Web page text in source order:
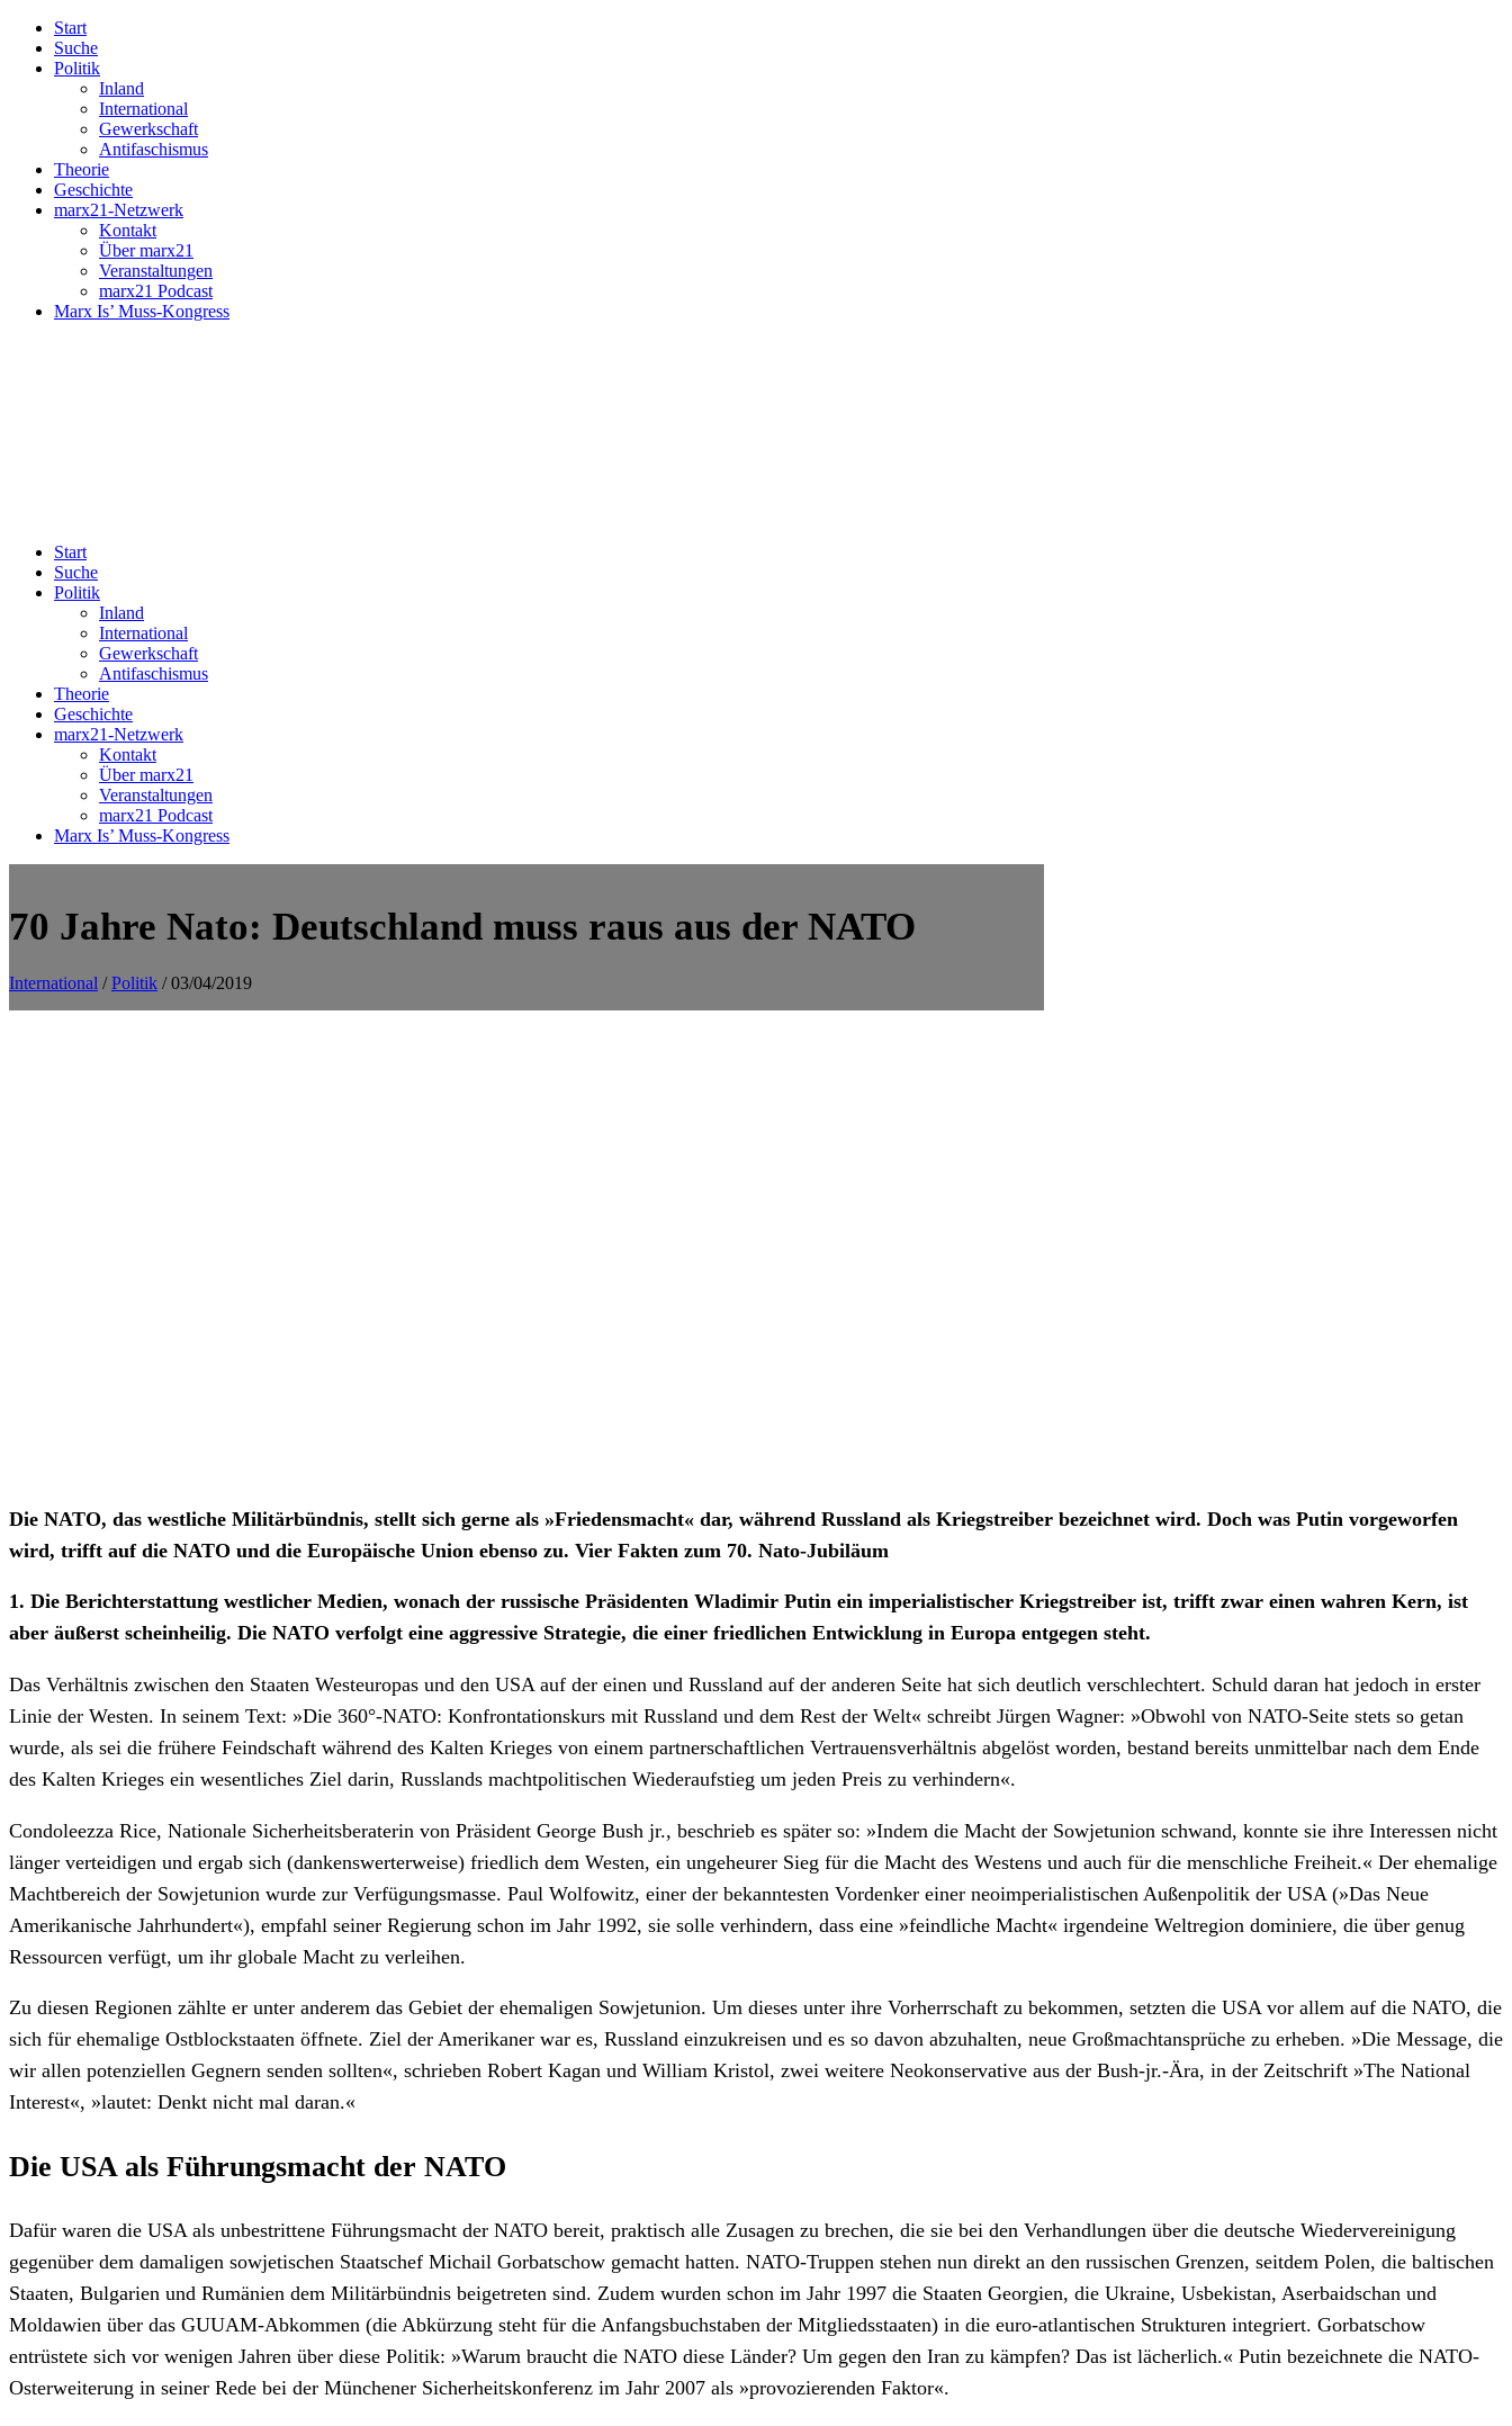
Start
Suche
Politik
Inland
International
Gewerkschaft
Antifaschismus
Theorie
Geschichte
marx21-Netzwerk
Kontakt
Über marx21
Veranstaltungen
marx21 Podcast
Marx Is’ Muss-Kongress
Start
Suche
Politik
Inland
International
Gewerkschaft
Antifaschismus
Theorie
Geschichte
marx21-Netzwerk
Kontakt
Über marx21
Veranstaltungen
marx21 Podcast
Marx Is’ Muss-Kongress
70 Jahre Nato: Deutschland muss raus aus der NATO
International /Politik / 03/04/2019
Die NATO, das westliche Militärbündnis, stellt sich gerne als »Friedensmacht« dar, während Russland als Kriegstreiber bezeichnet wird. Doch was Putin vorgeworfen
wird, trifft auf die NATO und die Europäische Union ebenso zu. Vier Fakten zum 70. Nato-Jubiläum
1. Die Berichterstattung westlicher Medien, wonach der russische Präsidenten Wladimir Putin ein imperialistischer Kriegstreiber ist, trifft zwar einen wahren Kern, ist
aber äußerst scheinheilig. Die NATO verfolgt eine aggressive Strategie, die einer friedlichen Entwicklung in Europa entgegen steht.
Das Verhältnis zwischen den Staaten Westeuropas und den USA auf der einen und Russland auf der anderen Seite hat sich deutlich verschlechtert. Schuld daran hat jedoch in erster
Linie der Westen. In seinem Text: »Die 360°-NATO: Konfrontationskurs mit Russland und dem Rest der Welt« schreibt Jürgen Wagner: »Obwohl von NATO-Seite stets so getan
wurde, als sei die frühere Feindschaft während des Kalten Krieges von einem partnerschaftlichen Vertrauensverhältnis abgelöst worden, bestand bereits unmittelbar nach dem Ende
des Kalten Krieges ein wesentliches Ziel darin, Russlands machtpolitischen Wiederaufstieg um jeden Preis zu verhindern«.
Condoleezza Rice, Nationale Sicherheitsberaterin von Präsident George Bush jr., beschrieb es später so: »Indem die Macht der Sowjetunion schwand, konnte sie ihre Interessen nicht
länger verteidigen und ergab sich (dankenswerterweise) friedlich dem Westen, ein ungeheurer Sieg für die Macht des Westens und auch für die menschliche Freiheit.« Der ehemalige
Machtbereich der Sowjetunion wurde zur Verfügungsmasse. Paul Wolfowitz, einer der bekanntesten Vordenker einer neoimperialistischen Außenpolitik der USA (»Das Neue
Amerikanische Jahrhundert«), empfahl seiner Regierung schon im Jahr 1992, sie solle verhindern, dass eine »feindliche Macht« irgendeine Weltregion dominiere, die über genug
Ressourcen verfügt, um ihr globale Macht zu verleihen.
Zu diesen Regionen zählte er unter anderem das Gebiet der ehemaligen Sowjetunion. Um dieses unter ihre Vorherrschaft zu bekommen, setzten die USA vor allem auf die NATO, die
sich für ehemalige Ostblockstaaten öffnete. Ziel der Amerikaner war es, Russland einzukreisen und es so davon abzuhalten, neue Großmachtansprüche zu erheben. »Die Message, die
wir allen potenziellen Gegnern senden sollten«, schrieben Robert Kagan und William Kristol, zwei weitere Neokonservative aus der Bush-jr.-Ära, in der Zeitschrift »The National
Interest«, »lautet: Denkt nicht mal daran.«
Die USA als Führungsmacht der NATO
Dafür waren die USA als unbestrittene Führungsmacht der NATO bereit, praktisch alle Zusagen zu brechen, die sie bei den Verhandlungen über die deutsche Wiedervereinigung
gegenüber dem damaligen sowjetischen Staatschef Michail Gorbatschow gemacht hatten. NATO-Truppen stehen nun direkt an den russischen Grenzen, seitdem Polen, die baltischen
Staaten, Bulgarien und Rumänien dem Militärbündnis beigetreten sind. Zudem wurden schon im Jahr 1997 die Staaten Georgien, die Ukraine, Usbekistan, Aserbaidschan und
Moldawien über das GUUAM-Abkommen (die Abkürzung steht für die Anfangsbuchstaben der Mitgliedsstaaten) in die euro-atlantischen Strukturen integriert. Gorbatschow
entrüstete sich vor wenigen Jahren über diese Politik: »Warum braucht die NATO diese Länder? Um gegen den Iran zu kämpfen? Das ist lächerlich.« Putin bezeichnete die NATO-
Osterweiterung in seiner Rede bei der Münchener Sicherheitskonferenz im Jahr 2007 als »provozierenden Faktor«.